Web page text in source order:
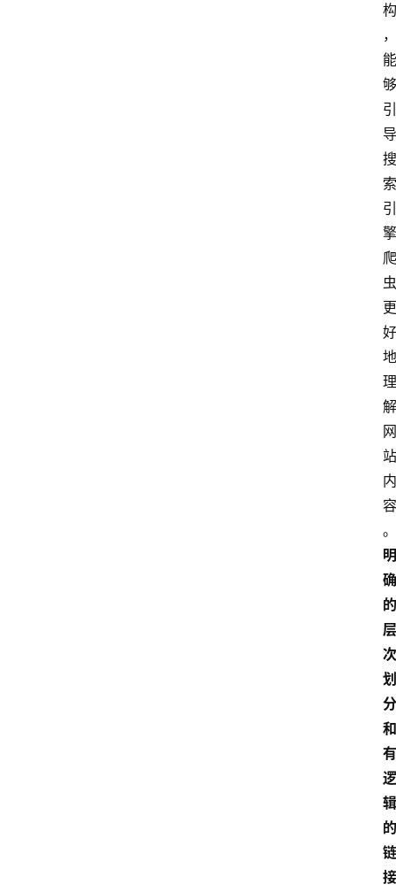
构
，
能
够
引
导
搜
索
引
擎
爬
虫
更
好
地
理
解
网
站
内
容
。
明
确
的
层
次
划
分
和
有
逻
辑
的
链
接